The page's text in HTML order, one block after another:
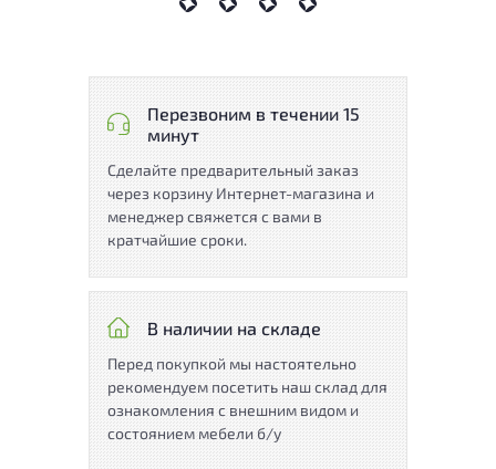
Перезвоним в течении 15
минут
Сделайте предварительный заказ
через корзину Интернет-магазина и
менеджер свяжется с вами в
кратчайшие сроки.
В наличии на складе
Перед покупкой мы настоятельно
рекомендуем посетить наш склад для
ознакомления с внешним видом и
состоянием мебели б/у